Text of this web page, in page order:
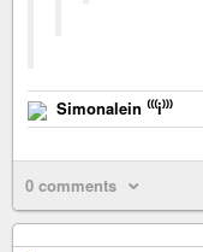
Simonalein ⁽⁽⁽i⁾⁾⁾
0 comments